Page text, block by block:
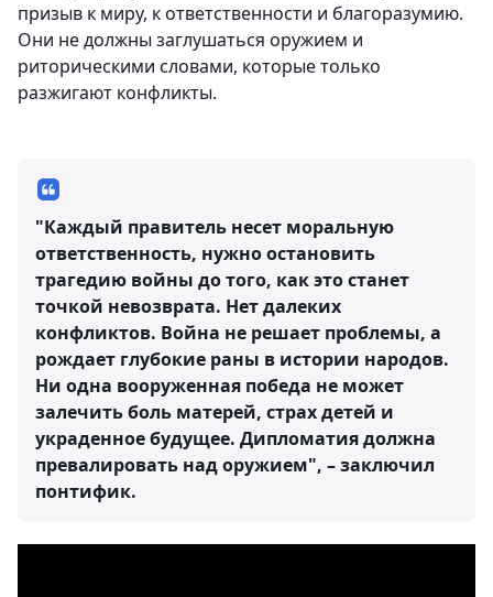
призыв к миру, к ответственности и благоразумию.
Они не должны заглушаться оружием и
риторическими словами, которые только
разжигают конфликты.
"Каждый правитель несет моральную
ответственность, нужно остановить
трагедию войны до того, как это станет
точкой невозврата. Нет далеких
конфликтов. Война не решает проблемы, а
рождает глубокие раны в истории народов.
Ни одна вооруженная победа не может
залечить боль матерей, страх детей и
украденное будущее. Дипломатия должна
превалировать над оружием", – заключил
понтифик.